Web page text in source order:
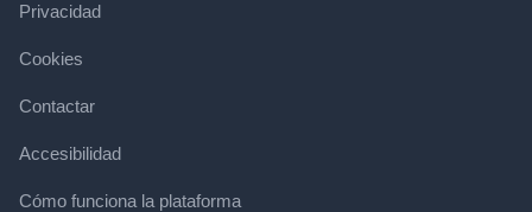
Privacidad
Cookies
Contactar
Accesibilidad
Cómo funciona la plataforma